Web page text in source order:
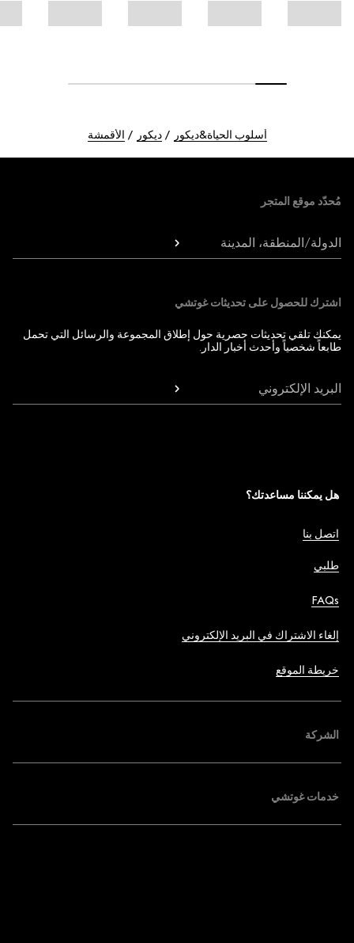
أسلوب الحياة&ديكور ديكور الأقمشة
مُحدّد موقع المتجر
الدولة/المنطقة، المدينة
اشترك للحصول على تحديثات غوتشي
يمكنك تلقي تحديثات حصرية حول إطلاق المجموعة والرسائل التي تحمل
طابعاً شخصياً وأحدث أخبار الدار.
البريد الإلكتروني
هل يمكننا مساعدتك؟
اتصل بنا
طلبي
FAQs
إلغاء الاشتراك في البريد الإلكتروني
خريطة الموقع
الشركة
خدمات غوتشي